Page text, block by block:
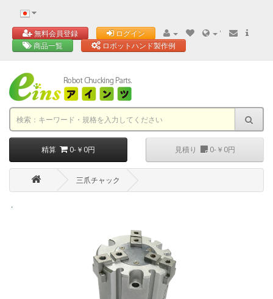
無料会員登録 ログイン
'
商品一覧
ロボットハンド製作例
精算 0-￥0円 見積り 0-￥0円
三爪チャック